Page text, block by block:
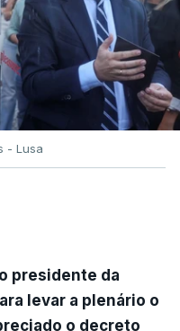
- Lusa
presidente da
levar a plenário o
o decreto